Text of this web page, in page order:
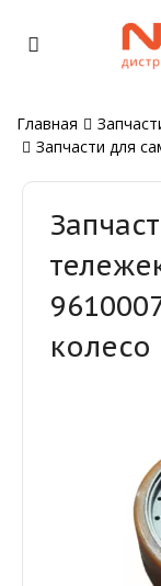
Главная
Запчасти для
колесо